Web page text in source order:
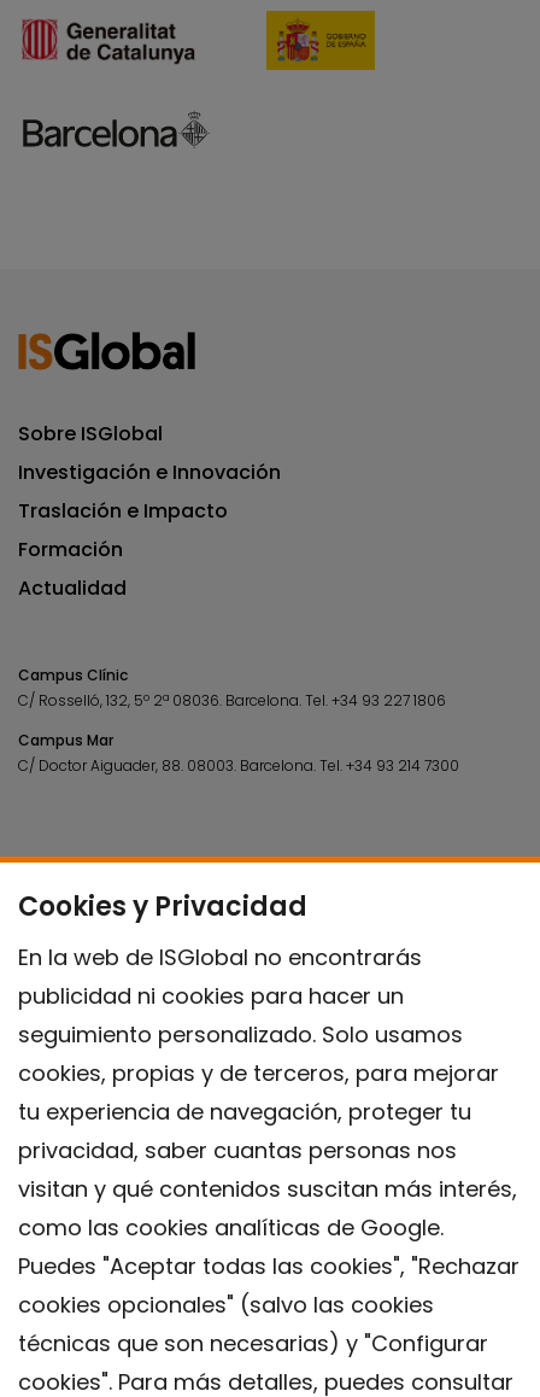
Cookies y Privacidad
En la web de ISGlobal no encontrarás
publicidad ni cookies para hacer un
seguimiento personalizado. Solo usamos
cookies, propias y de terceros, para mejorar
tu experiencia de navegación, proteger tu
privacidad, saber cuantas personas nos
visitan y qué contenidos suscitan más interés,
como las cookies analíticas de Google.
Puedes "Aceptar todas las cookies", "Rechazar
cookies opcionales" (salvo las cookies
técnicas que son necesarias) y "Configurar
cookies". Para más detalles, puedes consultar
Sobre ISGlobal
Investigación e Innovación
Traslación e Impacto
Formación
Actualidad
Campus Clínic
C/ Rosselló, 132, 5º 2ª 08036. Barcelona.Tel.+34 93 227 1806
Campus Mar
C/ Doctor Aiguader, 88. 08003. Barcelona.Tel.+34 93 214 7300
Contacto